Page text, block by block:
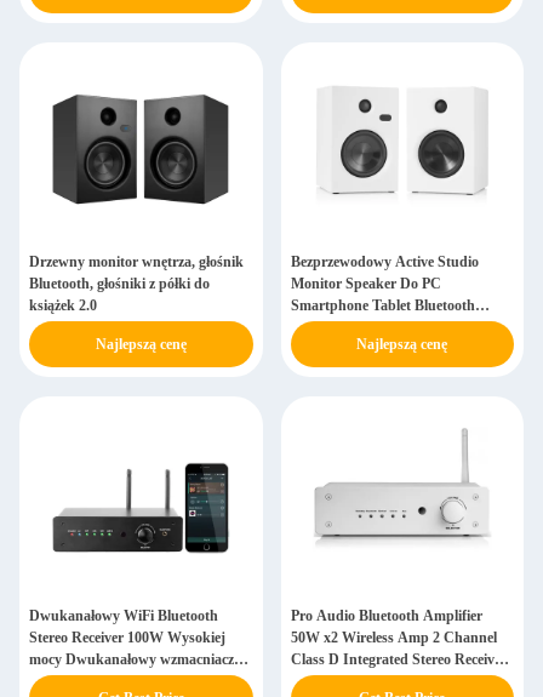
Drzewny monitor wnętrza, głośnik
Bluetooth, głośniki z półki do
książek 2.0
Najlepszą cenę
Bezprzewodowy Active Studio
Monitor Speaker Do PC
Smartphone Tablet Bluetooth
Głośniki do domowego komputera
Najlepszą cenę
Dwukanałowy WiFi Bluetooth
Stereo Receiver 100W Wysokiej
mocy Dwukanałowy wzmacniacz
dźwięku
Pro Audio Bluetooth Amplifier
50W x2 Wireless Amp 2 Channel
Class D Integrated Stereo Receiver
dla głośników pasywnych